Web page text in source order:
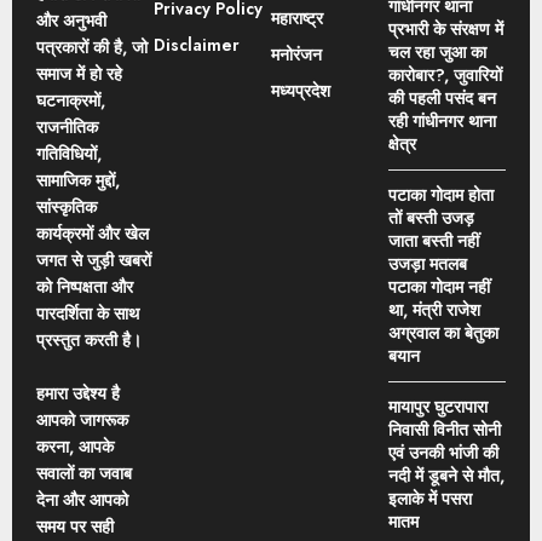
और अनुभवी
पत्रकारों की है, जो
समाज में हो रहे
घटनाक्रमों,
राजनीतिक
गतिविधियों,
सामाजिक मुद्दों,
सांस्कृतिक
कार्यक्रमों और खेल
जगत से जुड़ी खबरों
को निष्पक्षता और
पारदर्शिता के साथ
प्रस्तुत करती है।
हमारा उद्देश्य है
आपको जागरूक
करना, आपके
सवालों का जवाब
देना और आपको
समय पर सही
Privacy Policy
Disclaimer
महाराष्ट्र
मनोरंजन
मध्यप्रदेश
गांधीनगर थाना
प्रभारी के संरक्षण में
चल रहा जुआ का
कारोबार?, जुवारियों
की पहली पसंद बन
रही गांधीनगर थाना
क्षेत्र
पटाका गोदाम होता
तों बस्ती उजड़
जाता बस्ती नहीं
उजड़ा मतलब
पटाका गोदाम नहीं
था, मंत्री राजेश
अग्रवाल का बेतुका
बयान
मायापुर घुटरापारा
निवासी विनीत सोनी
एवं उनकी भांजी की
नदी में डूबने से मौत,
इलाके में पसरा
मातम